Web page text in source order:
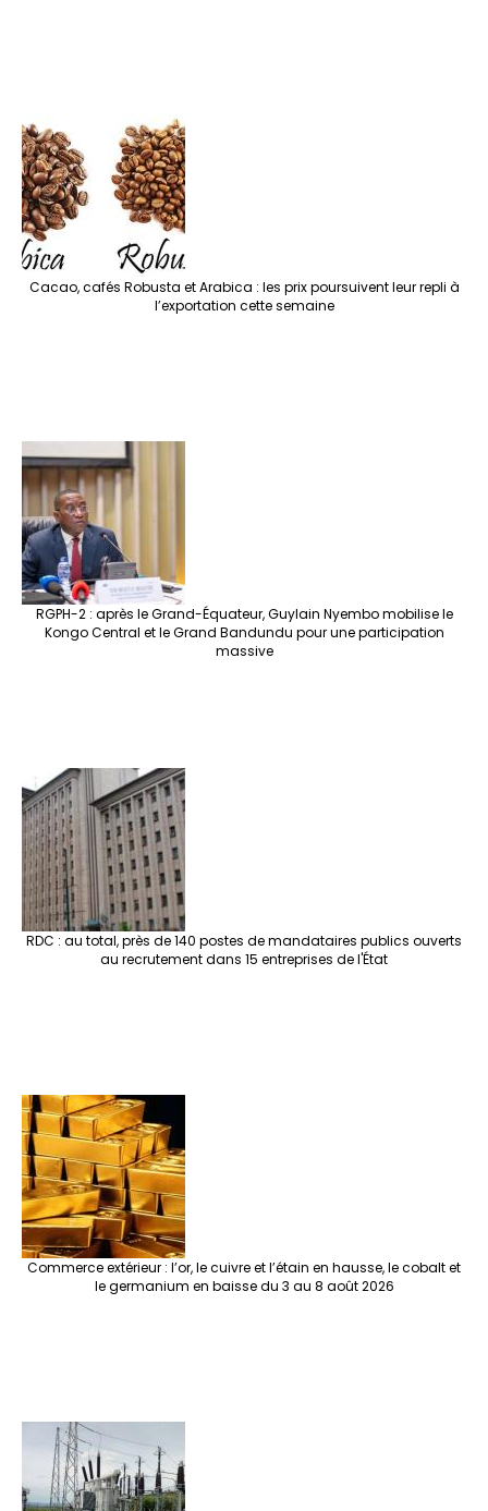
Cacao, cafés Robusta et Arabica : les prix poursuivent leur repli à
l’exportation cette semaine
RGPH-2 : après le Grand-Équateur, Guylain Nyembo mobilise le
Kongo Central et le Grand Bandundu pour une participation
massive
RDC : au total, près de 140 postes de mandataires publics ouverts
au recrutement dans 15 entreprises de l'État
Commerce extérieur : l’or, le cuivre et l’étain en hausse, le cobalt et
le germanium en baisse du 3 au 8 août 2026